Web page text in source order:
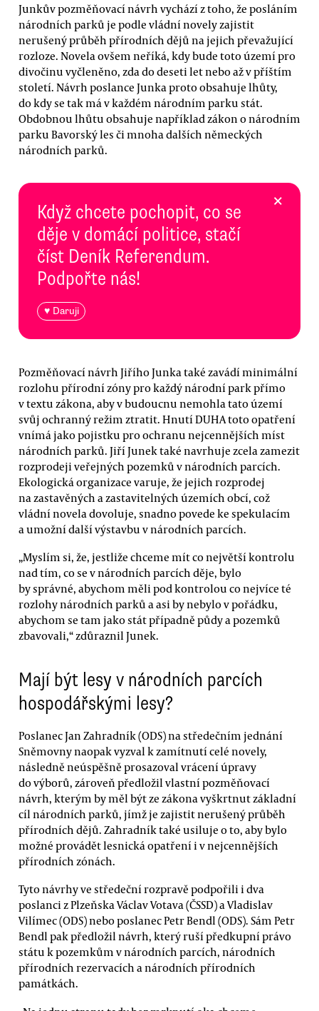
Junkův pozměňovací návrh vychází z toho, že posláním
národních parků je podle vládní novely zajistit
nerušený průběh přírodních dějů na jejich převažující
rozloze. Novela ovšem neříká, kdy bude toto území pro
divočinu vyčleněno, zda do deseti let nebo až v příštím
století. Návrh poslance Junka proto obsahuje lhůty,
do kdy se tak má v každém národním parku stát.
Obdobnou lhůtu obsahuje například zákon o národním
parku Bavorský les či mnoha dalších německých
národních parků.
Když chcete pochopit, co se
děje v domácí politice, stačí
číst Deník Referendum.
Podpořte nás!
♥ Daruji
×
Pozměňovací návrh Jiřího Junka také zavádí minimální
rozlohu přírodní zóny pro každý národní park přímo
v textu zákona, aby v budoucnu nemohla tato území
svůj ochranný režim ztratit. Hnutí DUHA toto opatření
vnímá jako pojistku pro ochranu nejcennějších míst
národních parků. Jiří Junek také navrhuje zcela zamezit
rozprodeji veřejných pozemků v národních parcích.
Ekologická organizace varuje, že jejich rozprodej
na zastavěných a zastavitelných územích obcí, což
vládní novela dovoluje, snadno povede ke spekulacím
a umožní další výstavbu v národních parcích.
„Myslím si, že, jestliže chceme mít co největší kontrolu
nad tím, co se v národních parcích děje, bylo
by správné, abychom měli pod kontrolou co nejvíce té
rozlohy národních parků a asi by nebylo v pořádku,
abychom se tam jako stát případně půdy a pozemků
zbavovali,“ zdůraznil Junek.
Mají být lesy v národních parcích
hospodářskými lesy?
Poslanec Jan Zahradník (ODS) na středečním jednání
Sněmovny naopak vyzval k zamítnutí celé novely,
následně neúspěšně prosazoval vrácení úpravy
do výborů, zároveň předložil vlastní pozměňovací
návrh, kterým by měl být ze zákona vyškrtnut základní
cíl národních parků, jímž je zajistit nerušený průběh
přírodních dějů. Zahradník také usiluje o to, aby bylo
možné provádět lesnická opatření i v nejcennějších
přírodních zónách.
Tyto návrhy ve středeční rozpravě podpořili i dva
poslanci z Plzeňska Václav Votava (ČSSD) a Vladislav
Vilímec (ODS) nebo poslanec Petr Bendl (ODS). Sám Petr
Bendl pak předložil návrh, který ruší předkupní právo
státu k pozemkům v národních parcích, národních
přírodních rezervacích a národních přírodních
památkách.